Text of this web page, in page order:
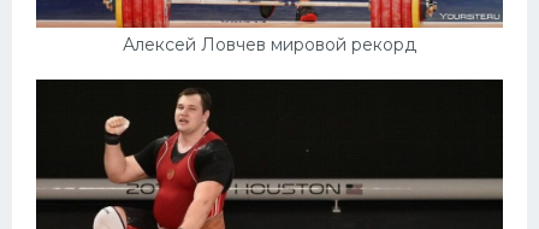
Алексей Ловчев мировой рекорд